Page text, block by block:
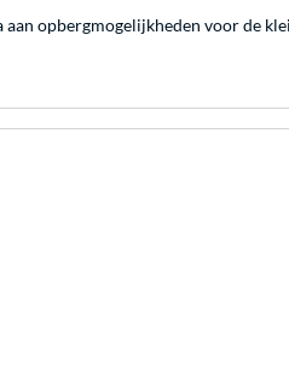
opbergmogelijkheden voor de